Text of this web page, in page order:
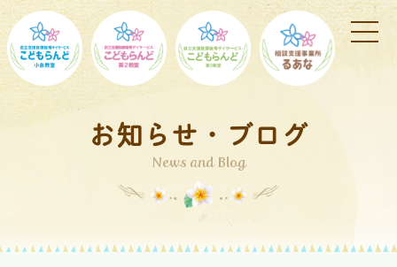
お知らせ・ブログ
News and Blog